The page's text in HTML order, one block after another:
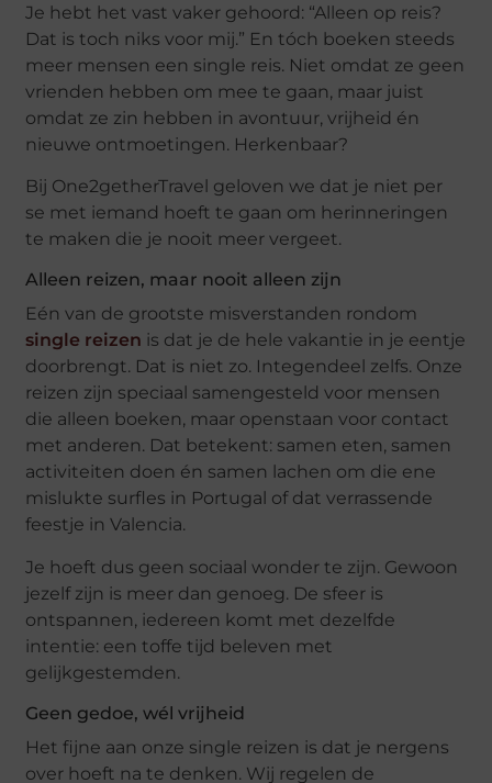
Je hebt het vast vaker gehoord: “Alleen op reis?
Dat is toch niks voor mij.” En tóch boeken steeds
meer mensen een single reis. Niet omdat ze geen
vrienden hebben om mee te gaan, maar juist
omdat ze zin hebben in avontuur, vrijheid én
nieuwe ontmoetingen. Herkenbaar?
Bij One2getherTravel geloven we dat je niet per
se met iemand hoeft te gaan om herinneringen
te maken die je nooit meer vergeet.
Alleen reizen, maar nooit alleen zijn
Eén van de grootste misverstanden rondom
single reizen is dat je de hele vakantie in je eentje
doorbrengt. Dat is niet zo. Integendeel zelfs. Onze
reizen zijn speciaal samengesteld voor mensen
die alleen boeken, maar openstaan voor contact
met anderen. Dat betekent: samen eten, samen
activiteiten doen én samen lachen om die ene
mislukte surfles in Portugal of dat verrassende
feestje in Valencia.
Je hoeft dus geen sociaal wonder te zijn. Gewoon
jezelf zijn is meer dan genoeg. De sfeer is
ontspannen, iedereen komt met dezelfde
intentie: een toffe tijd beleven met
gelijkgestemden.
Geen gedoe, wél vrijheid
Het fijne aan onze single reizen is dat je nergens
over hoeft na te denken. Wij regelen de